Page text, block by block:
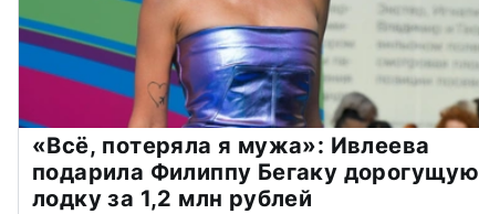
«Всё, потеряла я мужа»: Ивлеева
подарила Филиппу Бегаку дорогущую
лодку за 1,2 млн рублей